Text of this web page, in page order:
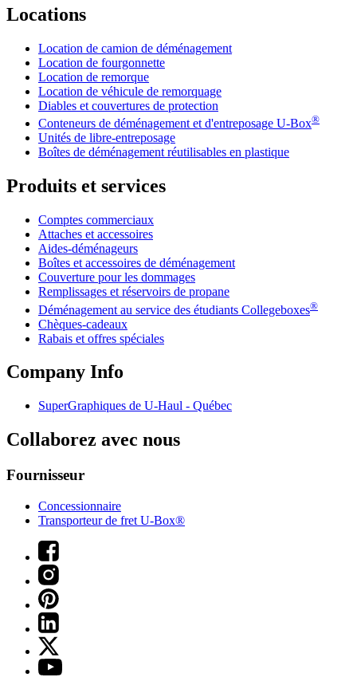
Locations
Location de camion de déménagement
Location de fourgonnette
Location de remorque
Location de véhicule de remorquage
Diables et couvertures de protection
Conteneurs de déménagement et d'entreposage U-Box®
Unités de libre-entreposage
Boîtes de déménagement réutilisables en plastique
Produits et services
Comptes commerciaux
Attaches et accessoires
Aides-déménageurs
Boîtes et accessoires de déménagement
Couverture pour les dommages
Remplissages et réservoirs de propane
Déménagement au service des étudiants Collegeboxes®
Chèques-cadeaux
Rabais et offres spéciales
Company Info
SuperGraphiques de U-Haul - Québec
Collaborez avec nous
Fournisseur
Concessionnaire
Transporteur de fret U-Box®